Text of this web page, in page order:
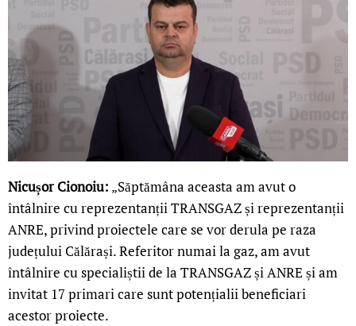
Nicușor Cionoiu: „Săptămâna aceasta am avut o
întâlnire cu reprezentanții TRANSGAZ și reprezentanții
ANRE, privind proiectele care se vor derula pe raza
județului Călărași. Referitor numai la gaz, am avut
întâlnire cu specialiștii de la TRANSGAZ și ANRE și am
invitat 17 primari care sunt potențialii beneficiari
acestor proiecte.